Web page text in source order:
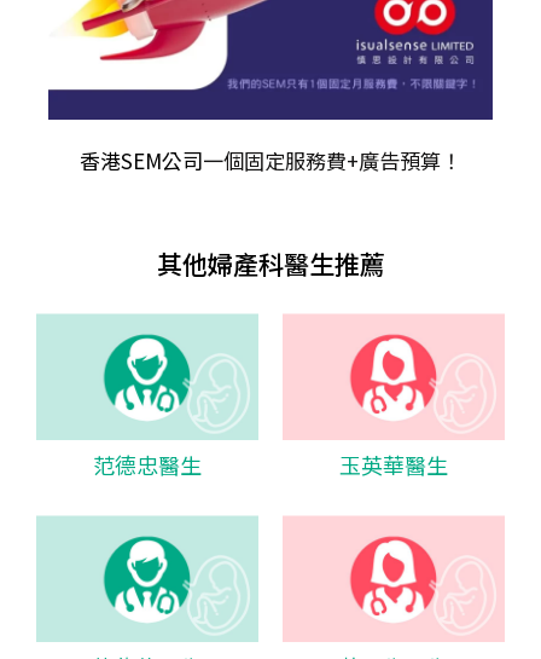
香港SEM公司一個固定服務費+廣告預算！
其他婦產科醫生推薦
范德忠醫生 玉英華醫生